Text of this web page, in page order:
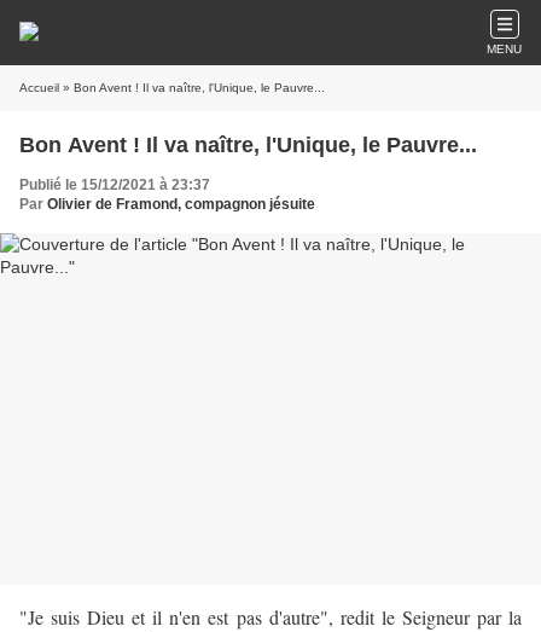
MENU
Accueil » Bon Avent ! Il va naître, l'Unique, le Pauvre...
Bon Avent ! Il va naître, l'Unique, le Pauvre...
Publié le 15/12/2021 à 23:37
Par Olivier de Framond, compagnon jésuite
"Je suis Dieu et il n'en est pas d'autre", redit le Seigneur par la